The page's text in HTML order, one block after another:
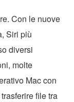
Con le nuove
Siri più
diversi
molte
Mac con
file tra